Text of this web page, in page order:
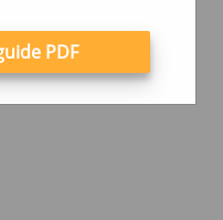
PDF